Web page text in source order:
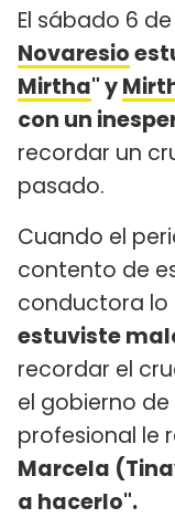
El sábado 6
Novaresio
Mirtha" y
con un
recordar un
pasado.
Cuando el
contento de
conductora lo
estuviste
recordar el
el gobierno de
profesional le
Marcela
a hacerlo".